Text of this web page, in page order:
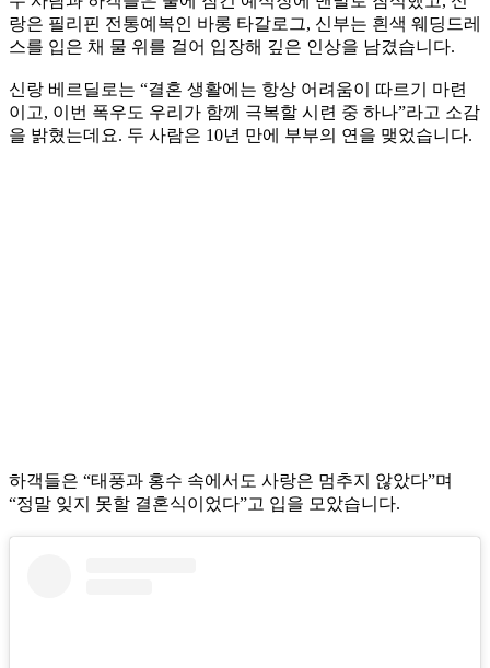
랑은 필리핀 전통예복인 바롱 타갈로그, 신부는 흰색 웨딩드레
스를 입은 채 물 위를 걸어 입장해 깊은 인상을 남겼습니다.
신랑 베르딜로는 “결혼 생활에는 항상 어려움이 따르기 마련
이고, 이번 폭우도 우리가 함께 극복할 시련 중 하나”라고 소감
을 밝혔는데요. 두 사람은 10년 만에 부부의 연을 맺었습니다.
하객들은 “태풍과 홍수 속에서도 사랑은 멈추지 않았다”며
“정말 잊지 못할 결혼식이었다”고 입을 모았습니다.